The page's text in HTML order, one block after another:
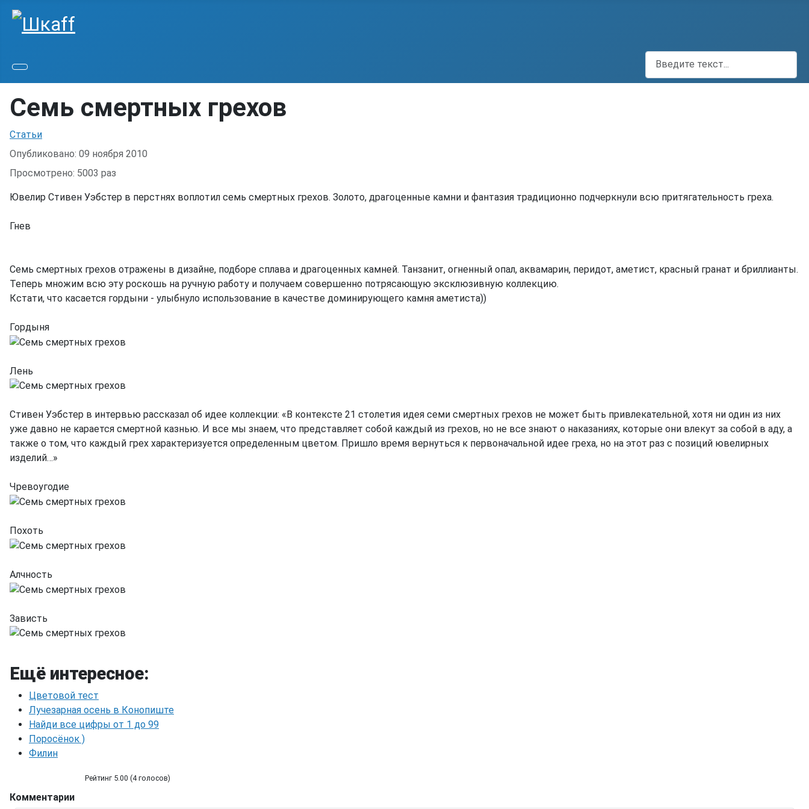
Поиск
Семь смертных грехов
Информация о материале
Статьи
Опубликовано: 09 ноября 2010
Просмотрено: 5003 раз
Ювелир Стивен Уэбстер в перстнях воплотил семь смертных грехов. Золото, драгоценные камни и фантазия традиционно подчеркнули всю притягательность греха.
Гнев
Семь смертных грехов отражены в дизайне, подборе сплава и драгоценных камней. Танзанит, огненный опал, аквамарин, перидот, аметист, красный гранат и бриллианты.
Теперь множим всю эту роскошь на ручную работу и получаем совершенно потрясающую эксклюзивную коллекцию.
Кстати, что касается гордыни - улыбнуло использование в качестве доминирующего камня аметиста))
Гордыня
Лень
Стивен Уэбстер в интервью рассказал об идее коллекции: «В контексте 21 столетия идея семи смертных грехов не может быть привлекательной, хотя ни один из них
уже давно не карается смертной казнью. И все мы знаем, что представляет собой каждый из грехов, но не все знают о наказаниях, которые они влекут за собой в аду, а
также о том, что каждый грех характеризуется определенным цветом. Пришло время вернуться к первоначальной идее греха, но на этот раз с позиций ювелирных
изделий…»
Чревоугодие
Похоть
Алчность
Зависть
Ещё интересное:
Цветовой тест
Лучезарная осень в Конопиште
Найди все цифры от 1 до 99
Поросёнок )
Филин
Рейтинг 5.00 (4 голосов)
Семь смертных грехов
Комментарии